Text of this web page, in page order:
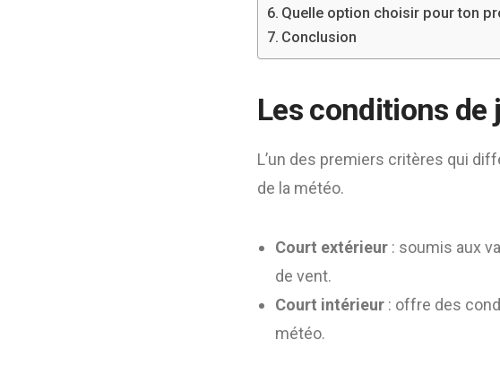
Quelle option choisir pour ton
Conclusion
Les conditions
L’un des premiers critères qui
de la météo.
Court extérieur : soumis aux
de vent.
Court intérieur : offre des
météo.